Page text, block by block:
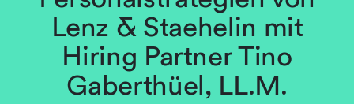
Lenz & Staehelin mit
Hiring Partner Tino
Gaberthüel, LL.M.